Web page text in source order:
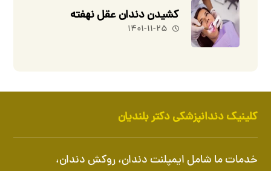
کشیدن دندان عقل نهفته
۱۴۰۱-۱۱-۲۵
کلینیک دندانپزشکی دکتر بلندیان
خدمات ما شامل ایمپلنت دندان،روکش دندان،